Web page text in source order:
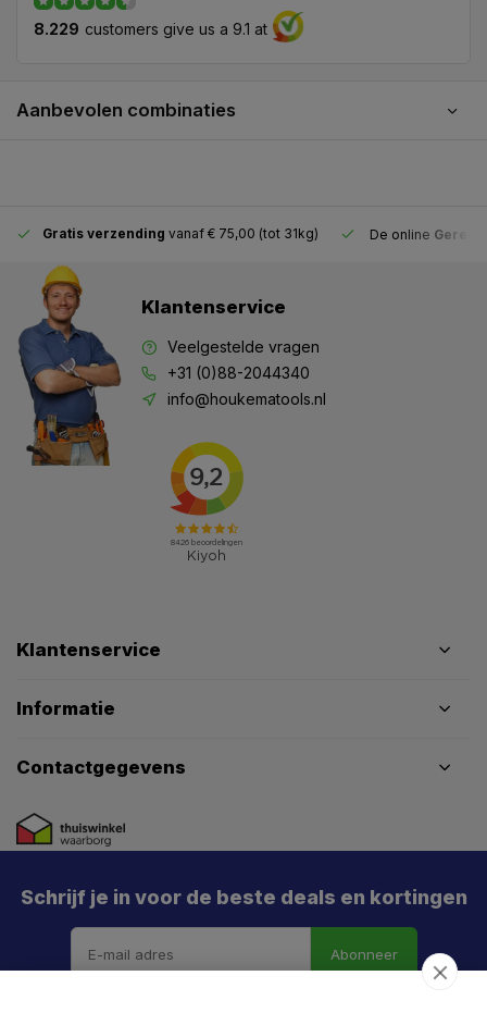
8.229 customers give us a 9.1 at
Aanbevolen combinaties
Gratis verzending vanaf € 75,00 (tot 31kg) De online
Klantenservice
Veelgestelde vragen
+31 (0)88-2044340
info@houkematools.nl
Klantenservice
Informatie
Contactgegevens
Schrijf je in voor de beste deals en kortingen
Abonneer